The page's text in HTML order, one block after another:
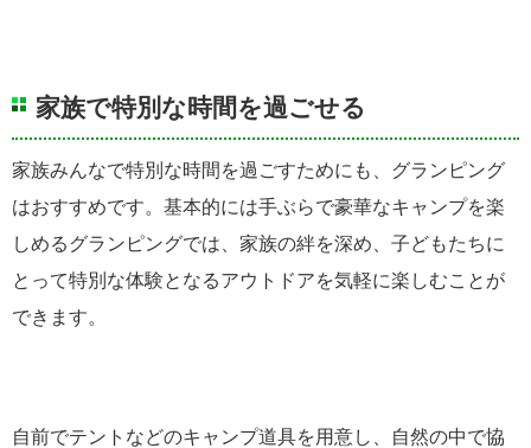
家族で特別な時間を過ごせる
家族みんなで特別な時間を過ごすためにも、グランピング
はおすすめです。基本的には手ぶらで豪華なキャンプを楽
しめるグランピングでは、家族の絆を深め、子どもたちに
とって特別な体験となるアウトドアを気軽に楽しむことが
できます。
自前でテントなどのキャンプ道具を用意し、自然の中で協